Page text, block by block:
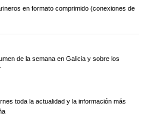
en formato comprimido (conexiones de
de la semana en Galicia y sobre los
toda la actualidad y la información más